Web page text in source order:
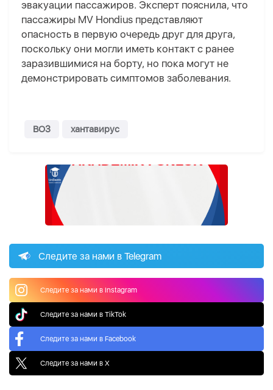
эвакуации пассажиров. Эксперт пояснила, что
пассажиры MV Hondius представляют
опасность в первую очередь друг для друга,
поскольку они могли иметь контакт с ранее
заразившимися на борту, но пока могут не
демонстрировать симптомов заболевания.
ВОЗ хантавирус
Следите за нами в Telegram
Следите за нами в Instagram
Следите за нами в TikTok
Следите за нами в Facebook
Следите за нами в X